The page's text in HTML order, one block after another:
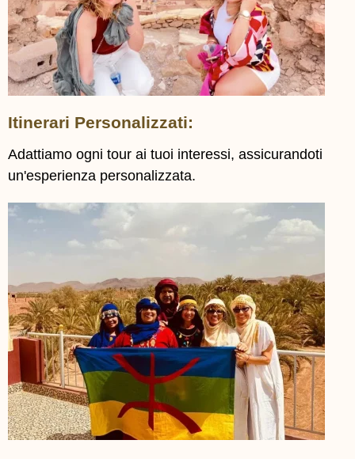
Itinerari Personalizzati:
Adattiamo ogni tour ai tuoi interessi, assicurandoti
un'esperienza personalizzata.